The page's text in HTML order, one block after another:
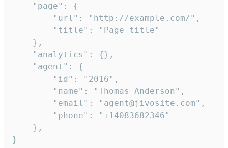
    "page": {
        "url": "http://example.com/",
        "title": "Page title"
    },
    "analytics": {},
    "agent": {
        "id": "2016",
        "name": "Thomas Anderson",
        "email": "agent@jivosite.com",
        "phone": "+14083682346"
    },
}